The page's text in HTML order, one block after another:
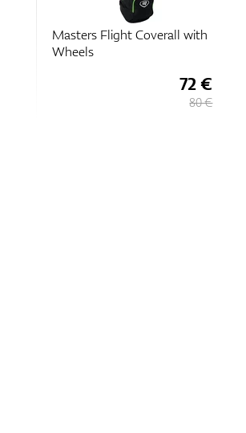
Masters Flight Coverall with
Wheels
72 €
80 €